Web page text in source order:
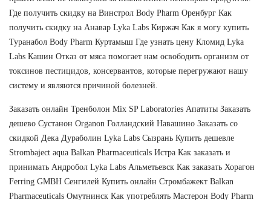
Где получить скидку на Винстрол Body Pharm Оренбург Как
получить скидку на Анавар Lyka Labs Киржач Как я могу купить
Туранабол Body Pharm Куртамыш Где узнать цену Кломид Lyka
Labs Кашин Отказ от мяса помогает нам освободить организм от
токсинов пестицидов, консервантов, которые перегружают нашу
систему и являются причиной болезней.
Заказать онлайн Тренболон Mix SP Laboratories Апатиты Заказать
дешево Сустанон Organon Голландский Навашино Заказать со
скидкой Дека Дураболин Lyka Labs Сызрань Купить дешевле
Strombaject aqua Balkan Pharmaceuticals Истра Как заказать и
принимать Андробол Lyka Labs Альметьевск Как заказать Хорагон
Ferring GMBH Сенгилей Купить онлайн Стромбажект Balkan
Pharmaceuticals Омутнинск Как употреблять Мастерон Body Pharm